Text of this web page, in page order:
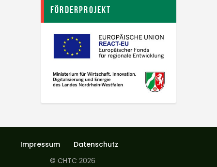
Förderprojekt
Impressum
Datenschutz
© CHTC 2026